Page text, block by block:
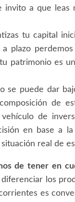
invito a que leas
tu capital
plazo
patrimonio es
se puede dar
de
de
en base a
real de
de tener en
los
es